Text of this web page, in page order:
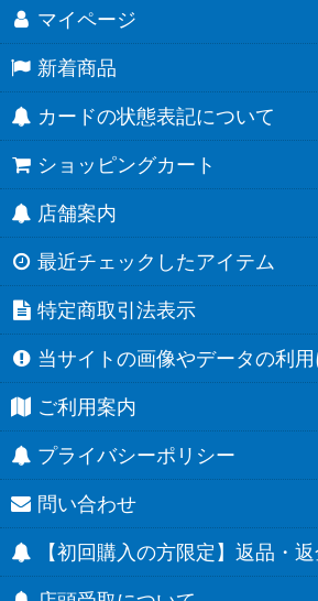
マイページ
新着商品
カードの状態表記について
ショッピングカート
店舗案内
最近チェックしたアイテム
特定商取引法表示
当サイトの画像やデータの利
ご利用案内
プライバシーポリシー
問い合わせ
【初回購入の方限定】返品・